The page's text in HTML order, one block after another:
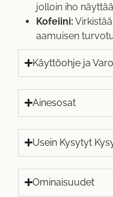
jolloin iho
Kofeiini:
aamuisen
Käyttöohje ja
Ainesosat
Usein Kysytyt
Ominaisuudet